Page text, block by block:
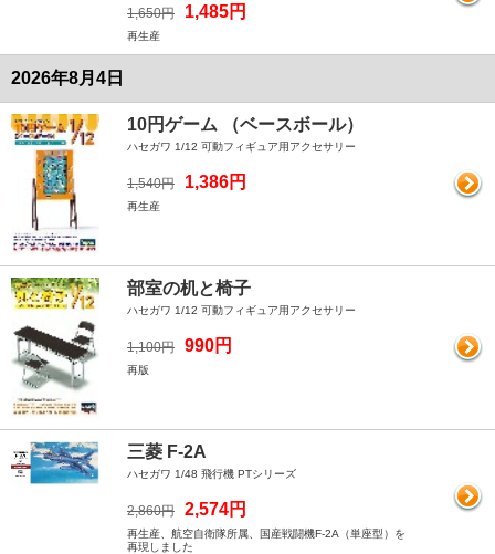
1,650円 1,485円
再生産
2026年8月4日
10円ゲーム （ベースボール）
ハセガワ 1/12 可動フィギュア用アクセサリー
1,540円 1,386円
再生産
部室の机と椅子
ハセガワ 1/12 可動フィギュア用アクセサリー
1,100円 990円
再版
三菱 F-2A
ハセガワ 1/48 飛行機 PTシリーズ
2,860円 2,574円
再生産、航空自衛隊所属、国産戦闘機F-2A（単座型）を
再現しました